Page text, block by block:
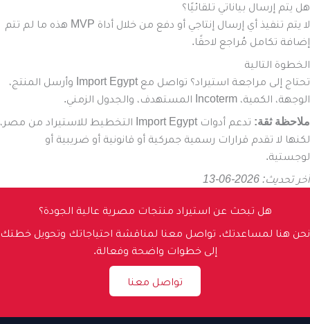
هل يتم إرسال بياناتي تلقائيًا؟
لا يتم تنفيذ أي إرسال إنتاجي أو دفع من خلال أداة MVP هذه ما لم تتم
إضافة تكامل مُراجع لاحقًا.
الخطوة التالية
تحتاج إلى مراجعة استيراد؟ تواصل مع Import Egypt وأرسل المنتج،
الوجهة، الكمية، Incoterm المستهدف، والجدول الزمني.
ملاحظة ثقة:
تدعم أدوات Import Egypt التخطيط للاستيراد من مصر،
لكنها لا تقدم قرارات رسمية جمركية أو قانونية أو ضريبية أو
لوجستية.
آخر تحديث: 2026-06-13
هل تبحث عن استيراد منتجات مصرية عالية الجودة؟
نحن هنا لمساعدتك. تواصل معنا لمناقشة احتياجاتك وتحويل خطتك
إلى خطوات واضحة وفعالة.
تواصل معنا